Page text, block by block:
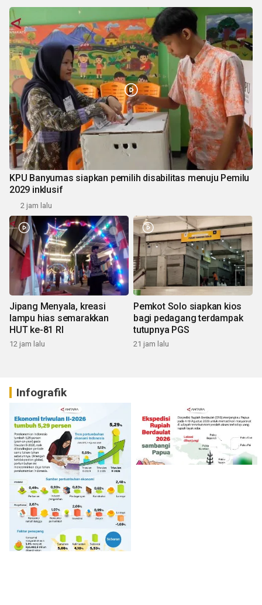
KPU Banyumas siapkan pemilih disabilitas menuju Pemilu
2029 inklusif
2 jam lalu
Jipang Menyala, kreasi
lampu hias semarakkan
HUT ke-81 RI
12 jam lalu
Pemkot Solo siapkan kios
bagi pedagang terdampak
tutupnya PGS
21 jam lalu
Infografik